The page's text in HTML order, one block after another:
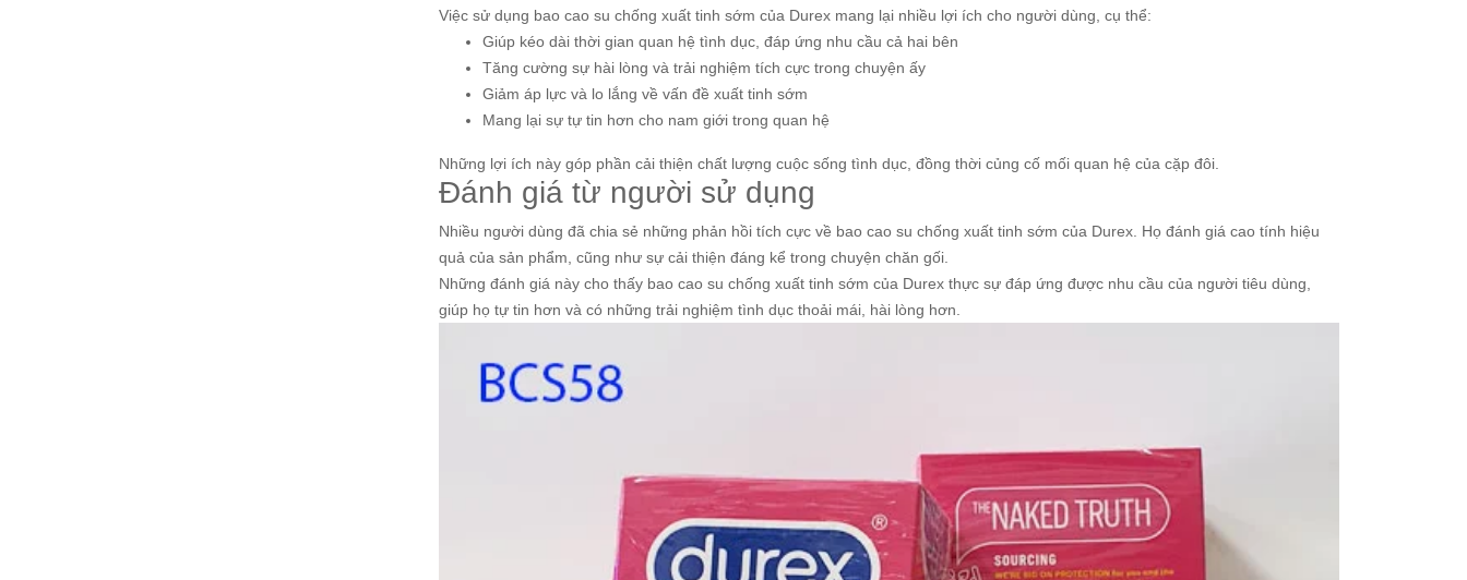
Việc sử dụng bao cao su chống xuất tinh sớm của Durex mang lại nhiều lợi ích cho người dùng, cụ thể:
Giúp kéo dài thời gian quan hệ tình dục, đáp ứng nhu cầu cả hai bên
Tăng cường sự hài lòng và trải nghiệm tích cực trong chuyện ấy
Giảm áp lực và lo lắng về vấn đề xuất tinh sớm
Mang lại sự tự tin hơn cho nam giới trong quan hệ
Những lợi ích này góp phần cải thiện chất lượng cuộc sống tình dục, đồng thời củng cố mối quan hệ của cặp đôi.
Đánh giá từ người sử dụng
Nhiều người dùng đã chia sẻ những phản hồi tích cực về bao cao su chống xuất tinh sớm của Durex. Họ đánh giá cao tính hiệu
quả của sản phẩm, cũng như sự cải thiện đáng kể trong chuyện chăn gối.
Những đánh giá này cho thấy bao cao su chống xuất tinh sớm của Durex thực sự đáp ứng được nhu cầu của người tiêu dùng,
giúp họ tự tin hơn và có những trải nghiệm tình dục thoải mái, hài lòng hơn.